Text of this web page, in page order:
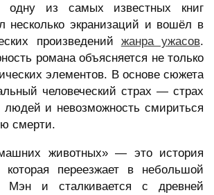
одну из самых известных книг
несколько экранизаций и вошёл в
произведений жанра ужасов.
романа объясняется не только
элементов. В основе сюжета
человеческий страх — страх
людей и невозможность смириться
смерти.
животных» — это история
переезжает в небольшой
Мэн и сталкивается с древней